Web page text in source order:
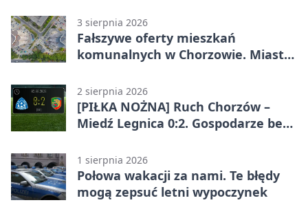
3 sierpnia 2026
Fałszywe oferty mieszkań
komunalnych w Chorzowie. Miasto
2 sierpnia 2026
[PIŁKA NOŻNA] Ruch Chorzów –
Miedź Legnica 0:2. Gospodarze bez
1 sierpnia 2026
Połowa wakacji za nami. Te błędy
mogą zepsuć letni wypoczynek